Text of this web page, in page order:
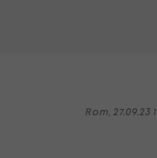
Rom, 27.09.23